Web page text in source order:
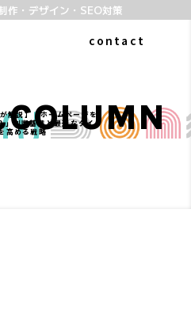
作・デザイン・SEO対策
contact
解説】「ホームページを
」判断基準と最適なタイ
高める戦略